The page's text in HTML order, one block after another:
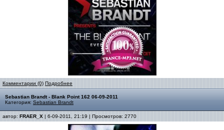
Комментарии (0) Подробнее
Sebastian Brandt - Blank Point 162 06-09-2011
Категория: Sebastian Brandt
автор: FRAER_X | 6-09-2011, 21:19 | Просмотров: 2770